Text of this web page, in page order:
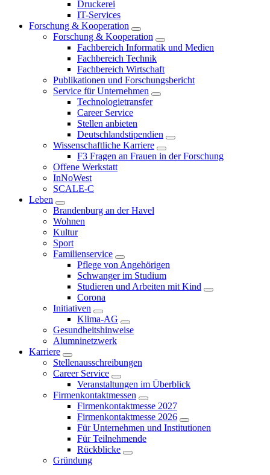
Druckerei
IT-Services
Forschung & Kooperation
Forschung & Kooperation
Fachbereich Informatik und Medien
Fachbereich Technik
Fachbereich Wirtschaft
Publikationen und Forschungsbericht
Service für Unternehmen
Technologietransfer
Career Service
Stellen anbieten
Deutschlandstipendien
Wissenschaftliche Karriere
F3 Fragen an Frauen in der Forschung
Offene Werkstatt
InNoWest
SCALE-C
Leben
Brandenburg an der Havel
Wohnen
Kultur
Sport
Familienservice
Pflege von Angehörigen
Schwanger im Studium
Studieren und Arbeiten mit Kind
Corona
Initiativen
Klima-AG
Gesundheitshinweise
Alumninetzwerk
Karriere
Stellenausschreibungen
Career Service
Veranstaltungen im Überblick
Firmenkontaktmessen
Firmenkontaktmesse 2027
Firmenkontaktmesse 2026
Für Unternehmen und Institutionen
Für Teilnehmende
Rückblicke
Gründung